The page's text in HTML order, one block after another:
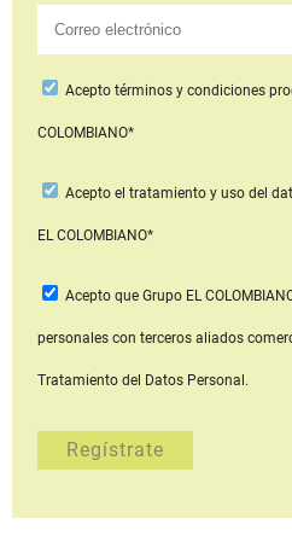
Aceptotérminos y condiciones
COLOMBIANO*
Acepto el tratamiento y uso del
EL COLOMBIANO*
Acepto que Grupo EL
personales con terceros aliados
Tratamiento del Datos Personal.